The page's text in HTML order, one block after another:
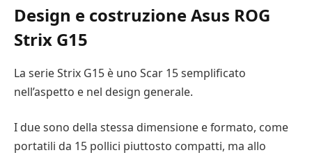
Design e costruzione Asus ROG
Strix G15
La serie Strix G15 è uno Scar 15 semplificato
nell’aspetto e nel design generale.
I due sono della stessa dimensione e formato, come
portatili da 15 pollici piuttosto compatti, ma allo